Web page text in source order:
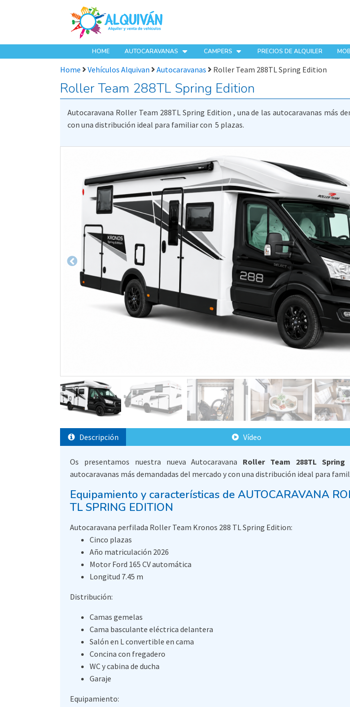
HOME AUTOCARAVANAS CAMPERS PRECIOS DE ALQUILER
Home Vehículos Alquivan Autocaravanas Roller Team 288TL Spring Edition
Roller Team 288TL Spring Edition
Autocaravana Roller Team 288TL Spring Edition , una de las autocaravanas más
con una distribución ideal para familiar con 5 plazas.
Descripción Vídeo
Os presentamos nuestra nueva Autocaravana Roller Team 288TL Spring
autocaravanas más demandadas del mercado y con una distribución ideal para
Equipamiento y características de AUTOCARAVANA
TL SPRING EDITION
Autocaravana perfilada Roller Team Kronos 288 TL Spring Edition:
Cinco plazas
Año matriculación 2026
Motor Ford 165 CV automática
Longitud 7.45 m
Distribución:
Camas gemelas
Cama basculante eléctrica delantera
Salón en L convertible en cama
Concina con fregadero
WC y cabina de ducha
Garaje
Equipamiento: